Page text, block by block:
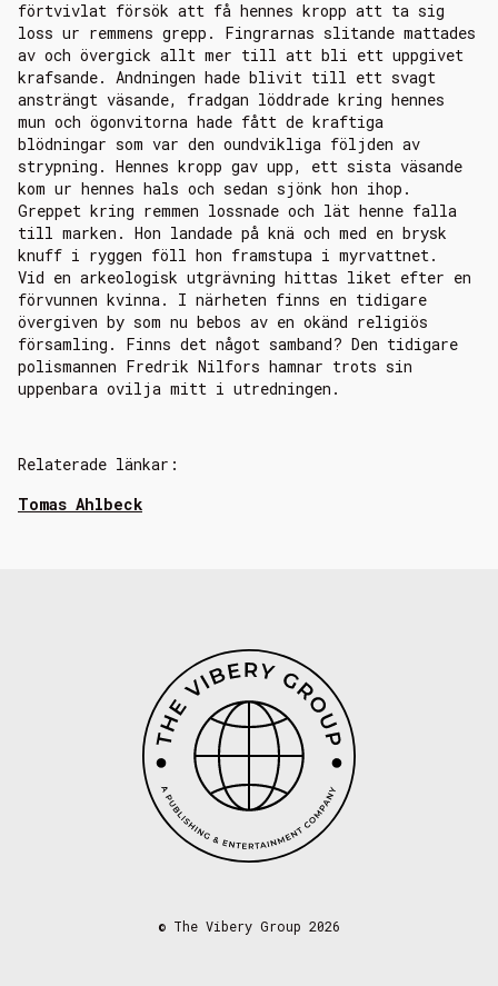
förtvivlat försök att få hennes kropp att ta sig
loss ur remmens grepp. Fingrarnas slitande mattades
av och övergick allt mer till att bli ett uppgivet
krafsande. Andningen hade blivit till ett svagt
ansträngt väsande, fradgan löddrade kring hennes
mun och ögonvitorna hade fått de kraftiga
blödningar som var den oundvikliga följden av
strypning. Hennes kropp gav upp, ett sista väsande
kom ur hennes hals och sedan sjönk hon ihop.
Greppet kring remmen lossnade och lät henne falla
till marken. Hon landade på knä och med en brysk
knuff i ryggen föll hon framstupa i myrvattnet.
Vid en arkeologisk utgrävning hittas liket efter en
förvunnen kvinna. I närheten finns en tidigare
övergiven by som nu bebos av en okänd religiös
församling. Finns det något samband? Den tidigare
polismannen Fredrik Nilfors hamnar trots sin
uppenbara ovilja mitt i utredningen.
Relaterade länkar:
Tomas Ahlbeck
© The Vibery Group 2026